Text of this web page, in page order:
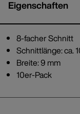
Eigenschaften
8-facher Schnitt
Schnittlänge: ca.
Breite: 9 mm
10er-Pack